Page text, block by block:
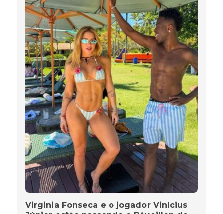
Virginia Fonseca e o jogador Vinícius